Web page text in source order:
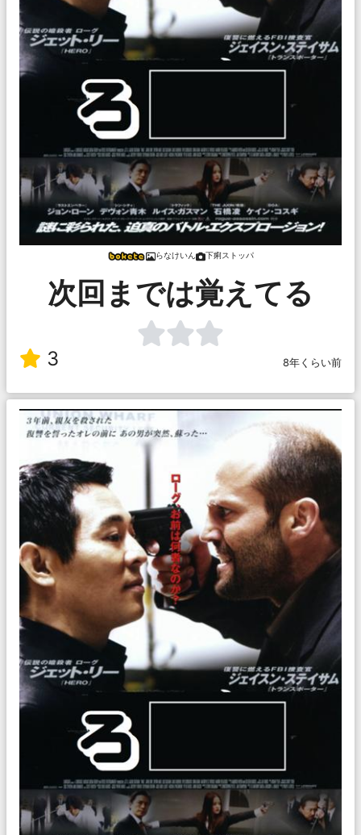
らなけいん 下痢ストッパ
次回までは覚えてる
3 8年くらい前